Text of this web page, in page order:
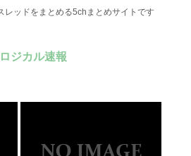
レッドをまとめる5chまとめサイトです
ロジカル速報